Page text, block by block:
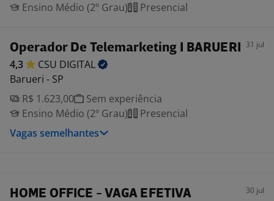
Ensino Médio (2º Grau)
Presencial
Operador De Telemarketing I BARUERI 31 jul
4,3 CSU DIGITAL
Barueri - SP
R$ 1.623,00
Sem experiência
Ensino Médio (2º Grau)
Presencial
Vagas semelhantes
HOME OFFICE - VAGA EFETIVA
30 jul